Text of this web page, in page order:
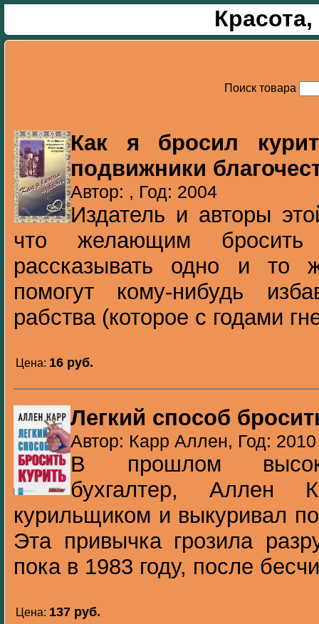
Поиск товара
Как я бросил
подвижники
Автор: , Год: 2004
Издатель и авторы
что желающим бросить
рассказывать одно и то
помогут кому-нибудь
рабства (которое с годами
Цена: 16 pуб.
Легкий способ
Автор: Карр Аллен, Год: 2010
В прошлом
бухгалтер, Аллен
курильщиком и выкуривал
Эта привычка грозила
пока в 1983 году, после
Цена: 137 pуб.